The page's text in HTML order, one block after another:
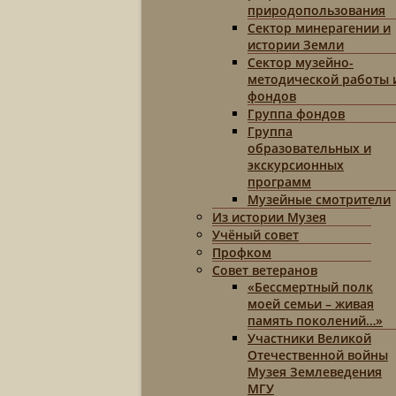
природопользования
Сектор минерагении и
истории Земли
Сектор музейно-
методической работы
фондов
Группа фондов
Группа
образовательных и
экскурсионных
программ
Музейные смотрители
Из истории Музея
Учёный совет
Профком
Совет ветеранов
«Бессмертный полк
моей семьи – живая
память поколений…»
Участники Великой
Отечественной войны
Музея Землеведения
МГУ